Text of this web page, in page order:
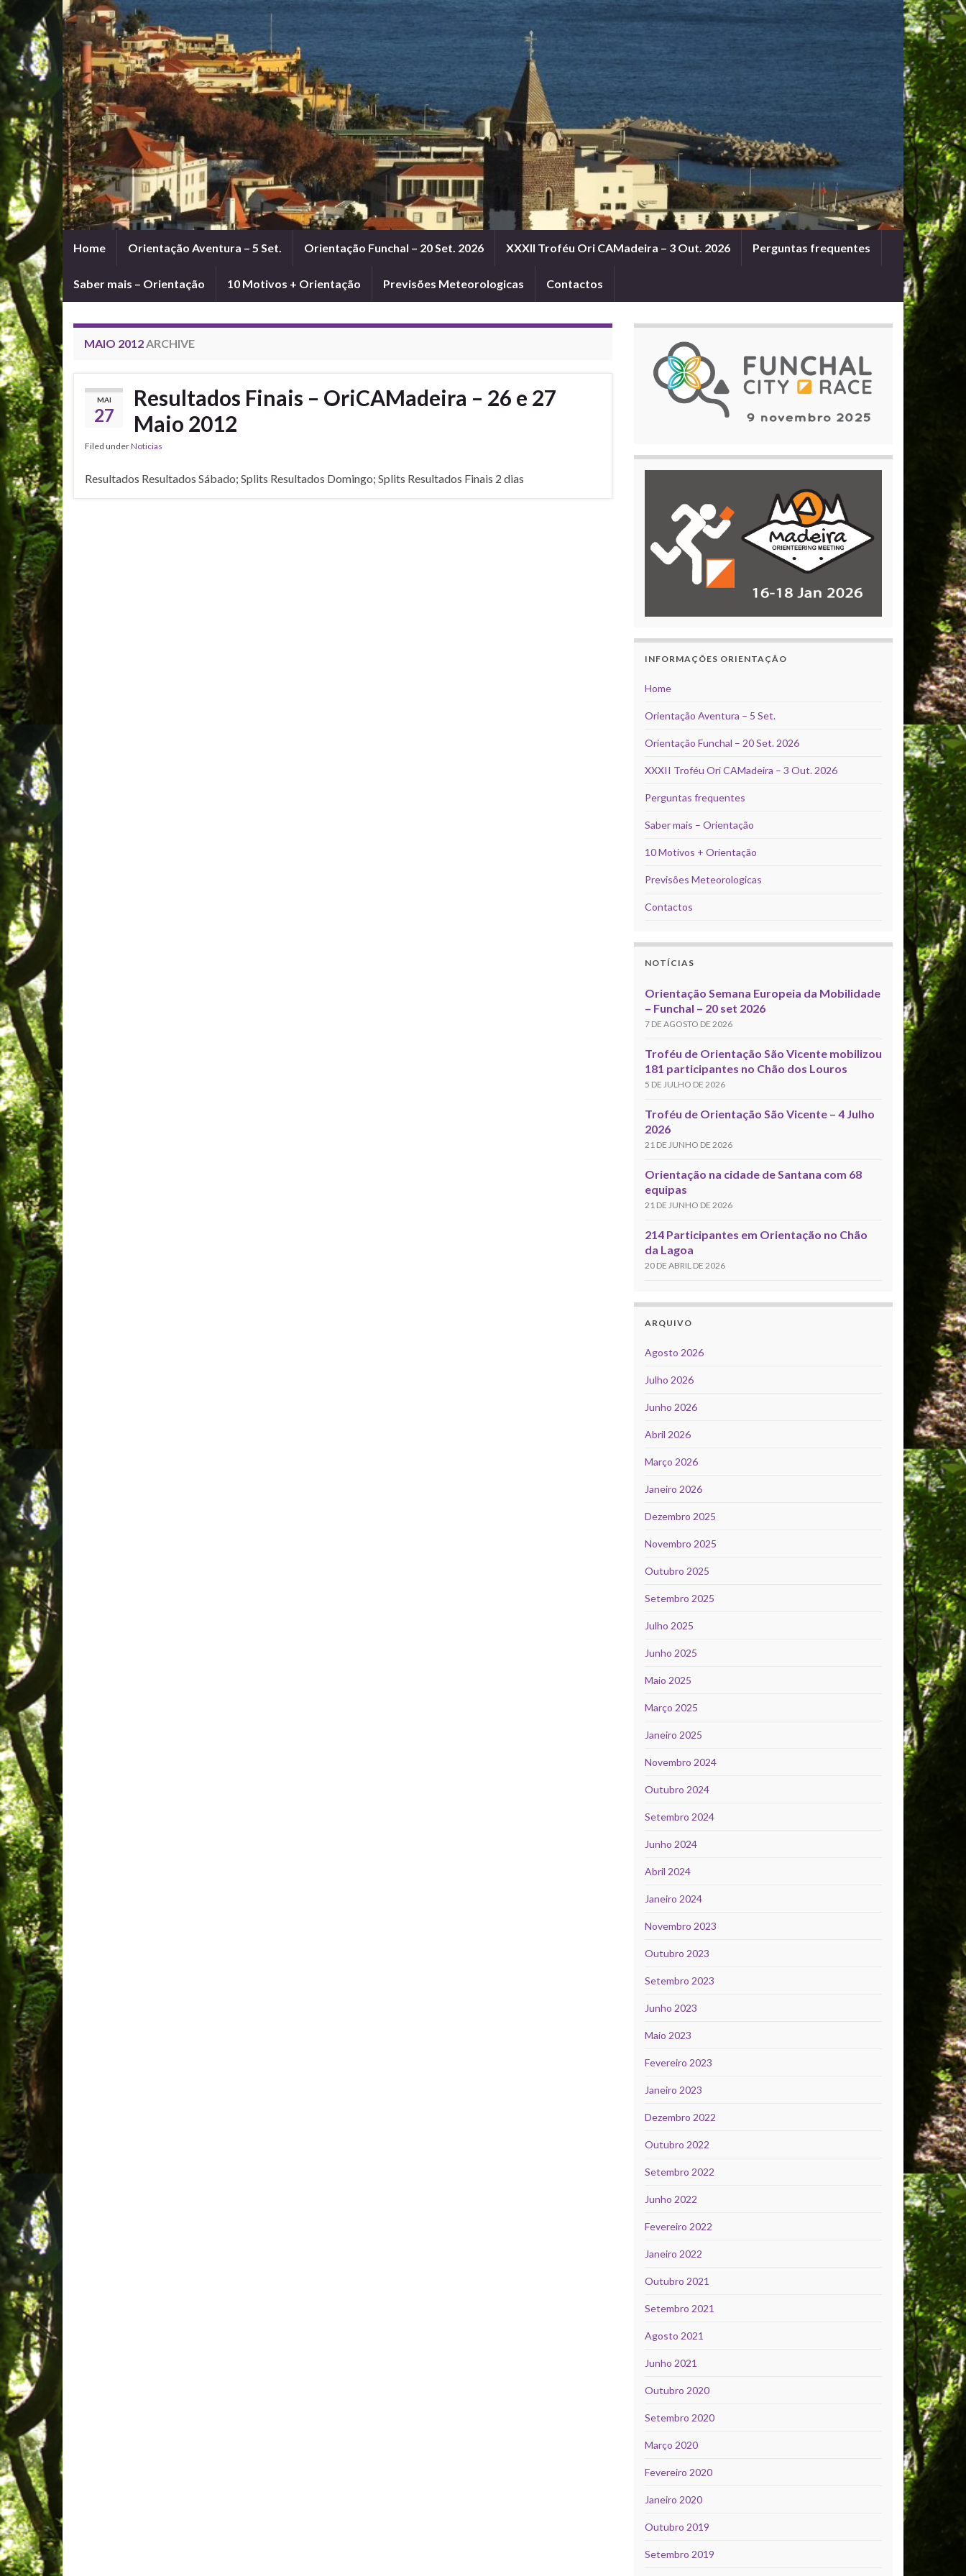
Home Orientação Aventura – 5 Set. Orientação Funchal – 20 Set. 2026 XXXII Troféu Ori CAMadeira – 3 Out. 2026 Perguntas frequentes
Saber mais – Orientação 10 Motivos + Orientação Previsões Meteorologicas Contactos
MAIO 2012ARCHIVE
MAI
27
Resultados Finais – OriCAMadeira – 26 e 27
Maio 2012
Filed underNoticias
Resultados Resultados Sábado; Splits Resultados Domingo; Splits Resultados Finais 2 dias
INFORMAÇÕES ORIENTAÇÃO
Home
Orientação Aventura – 5 Set.
Orientação Funchal – 20 Set. 2026
XXXII Troféu Ori CAMadeira – 3 Out. 2026
Perguntas frequentes
Saber mais – Orientação
10 Motivos + Orientação
Previsões Meteorologicas
Contactos
NOTÍCIAS
Orientação Semana Europeia da Mobilidade
– Funchal – 20 set 2026
7 DE AGOSTO DE 2026
Troféu de Orientação São Vicente mobilizou
181 participantes no Chão dos Louros
5 DE JULHO DE 2026
Troféu de Orientação São Vicente – 4 Julho
2026
21 DE JUNHO DE 2026
Orientação na cidade de Santana com 68
equipas
21 DE JUNHO DE 2026
214 Participantes em Orientação no Chão
da Lagoa
20 DE ABRIL DE 2026
ARQUIVO
Agosto 2026
Julho 2026
Junho 2026
Abril 2026
Março 2026
Janeiro 2026
Dezembro 2025
Novembro 2025
Outubro 2025
Setembro 2025
Julho 2025
Junho 2025
Maio 2025
Março 2025
Janeiro 2025
Novembro 2024
Outubro 2024
Setembro 2024
Junho 2024
Abril 2024
Janeiro 2024
Novembro 2023
Outubro 2023
Setembro 2023
Junho 2023
Maio 2023
Fevereiro 2023
Janeiro 2023
Dezembro 2022
Outubro 2022
Setembro 2022
Junho 2022
Fevereiro 2022
Janeiro 2022
Outubro 2021
Setembro 2021
Agosto 2021
Junho 2021
Outubro 2020
Setembro 2020
Março 2020
Fevereiro 2020
Janeiro 2020
Outubro 2019
Setembro 2019